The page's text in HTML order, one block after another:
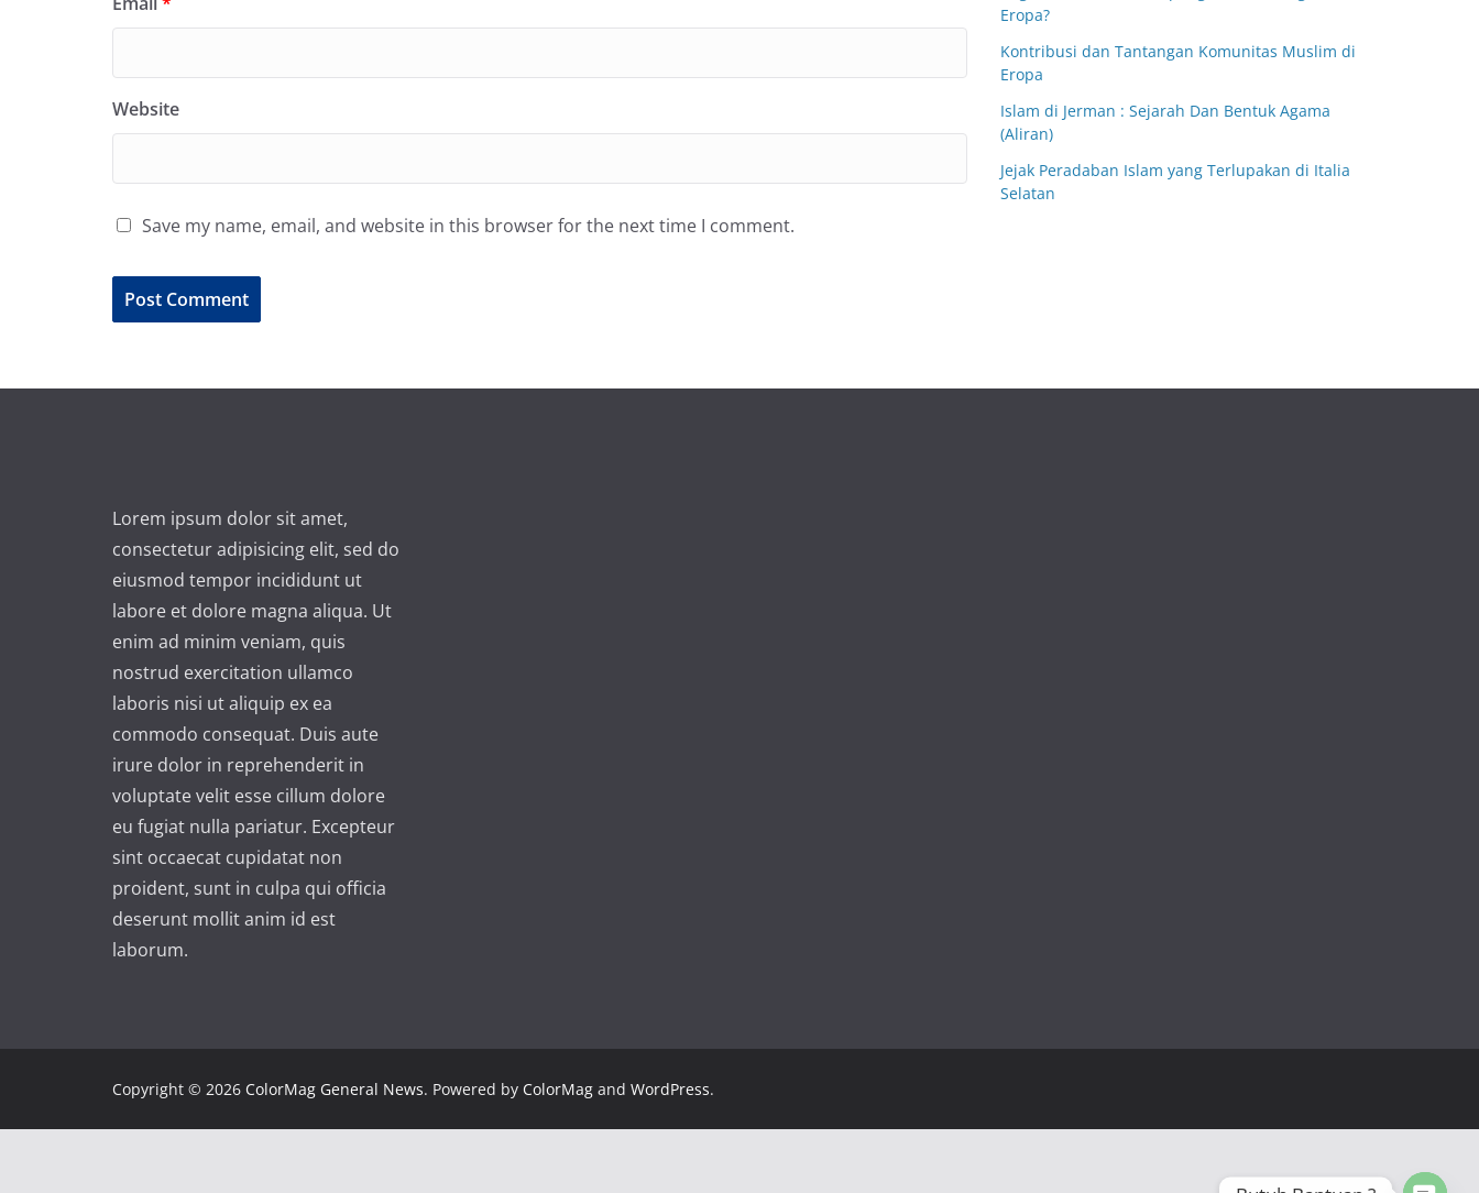
Website
Save my name, email, and website in this browser for the next time I comment.
a
t
i
v
e
:
Eropa?
Kontribusi dan Tantangan Komunitas Muslim di
Eropa
Islam di Jerman : Sejarah Dan Bentuk Agama
(Aliran)
Jejak Peradaban Islam yang Terlupakan di Italia
Selatan
Lorem ipsum dolor sit amet,
consectetur adipisicing elit, sed do
eiusmod tempor incididunt ut
labore et dolore magna aliqua. Ut
enim ad minim veniam, quis
nostrud exercitation ullamco
laboris nisi ut aliquip ex ea
commodo consequat. Duis aute
irure dolor in reprehenderit in
voluptate velit esse cillum dolore
eu fugiat nulla pariatur. Excepteur
sint occaecat cupidatat non
proident, sunt in culpa qui officia
deserunt mollit anim id est
laborum.
Copyright © 2026 ColorMag General News. Powered by ColorMag and WordPress.